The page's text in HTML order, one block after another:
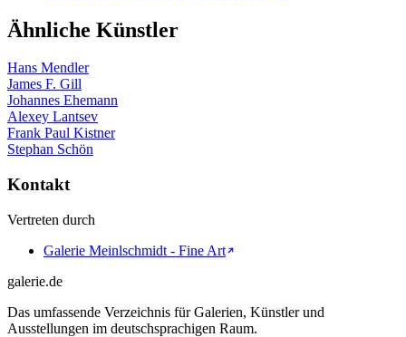
Ähnliche Künstler
Hans Mendler
James F. Gill
Johannes Ehemann
Alexey Lantsev
Frank Paul Kistner
Stephan Schön
Kontakt
Vertreten durch
Galerie Meinlschmidt - Fine Art
galerie.de
Das umfassende Verzeichnis für Galerien, Künstler und
Ausstellungen im deutschsprachigen Raum.